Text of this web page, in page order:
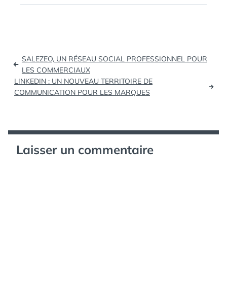
minitel, media,
Wallpapers - Noupe
Design Blog (tags: wall
dual free design
desktop hd background
wallpapers) Massive
Navigation
de
l’article
SALEZEO, UN RÉSEAU SOCIAL PROFESSIONNEL POUR
LES COMMERCIAUX
LINKEDIN : UN NOUVEAU TERRITOIRE DE
COMMUNICATION POUR LES MARQUES
Laisser un commentaire